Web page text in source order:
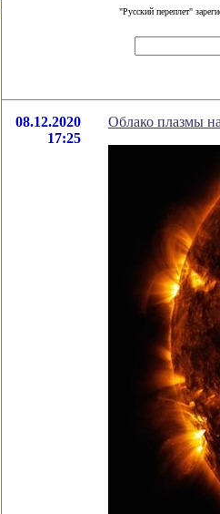
"Русский переплет"
08.12.2020
17:25
Облако плазмы